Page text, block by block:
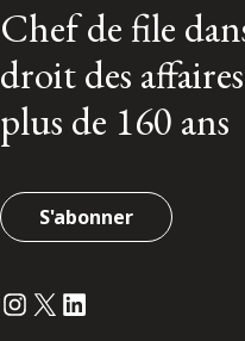
Chef de file
droit des
plus de 160 ans
S'abonner
Instagram
Twitter
LinkedIn